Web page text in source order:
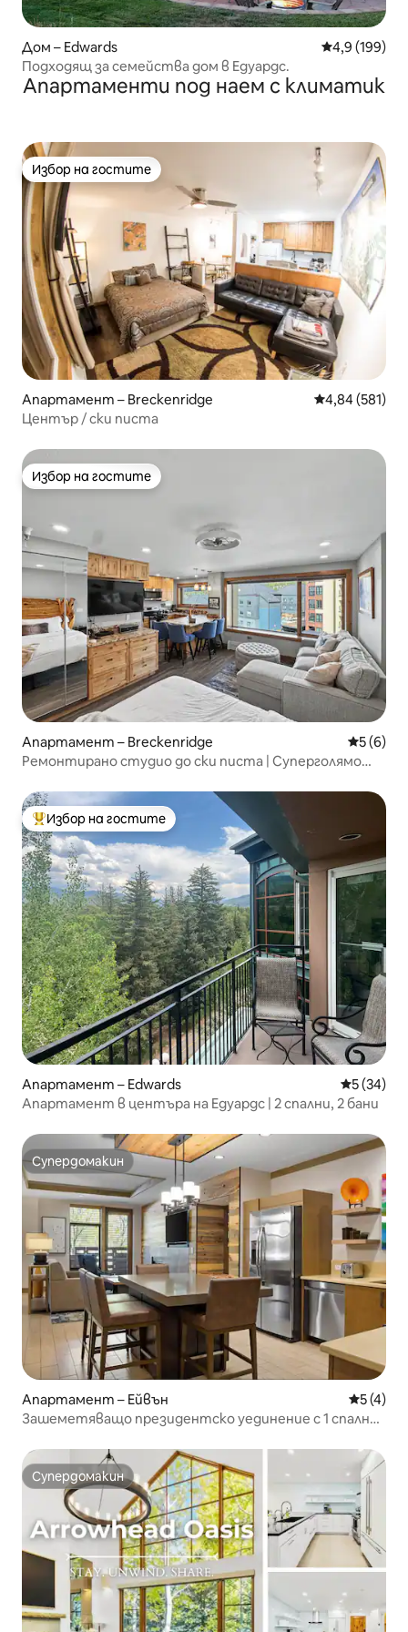
Дом – Edwards Средна
4,9 (199)
Подходящ за семейства дом в Едуардс.
Апартаменти под наем с климатик
Избор на гостите
Избор на гостите
Апартамент – Breckenridge Средна
4,84 (581)
Център / ски писта
Избор на гостите
Избор на гостите
Апартамент – Breckenridge Средна
5 (6)
Ремонтирано студио до ски писта | Суперголямо
Най-популярен избор на гостите
Избор на гостите
Апартамент – Edwards Средна
5 (34)
Апартамент в центъра на Едуардс | 2 спални, 2 бани
Супердомакин
Супердомакин
Апартамент – Ейвън Средна
5 (4)
Зашеметяващо президентско уединение с 1 спалня
Супердомакин
Супердомакин